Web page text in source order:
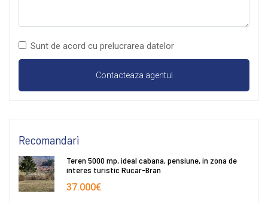
Sunt de acord cu prelucrarea datelor
Recomandari
Teren 5000 mp, ideal cabana, pensiune, in zona de
interes turistic Rucar-Bran
37.000€